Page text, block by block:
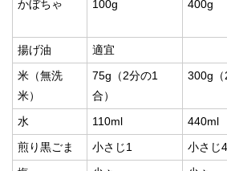
かぼちゃ 100g 400g
揚げ油
適宜
米（無洗
米）
75g（2分の1
合）
300g（
水 110ml
440ml
煎り黒ごま
小さじ1
小さじ4